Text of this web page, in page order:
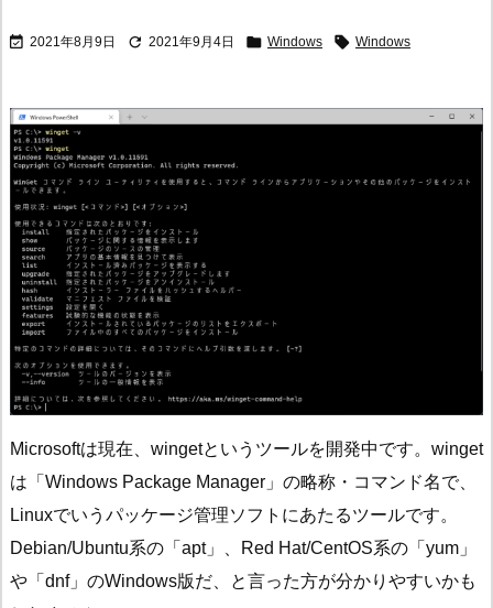
 2021年8月9日  2021年9月4日  Windows  Windows
Microsoftは現在、wingetというツールを開発中です。winget
は「Windows Package Manager」の略称・コマンド名で、
Linuxでいうパッケージ管理ソフトにあたるツールです。
Debian/Ubuntu系の「apt」、Red Hat/CentOS系の「yum」
や「dnf」のWindows版だ、と言った方が分かりやすいかも